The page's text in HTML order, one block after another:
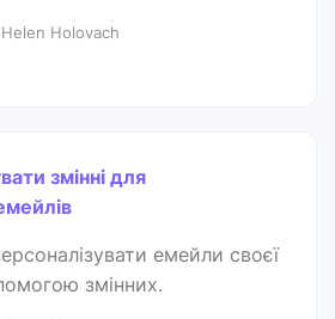
Holovach
змінні для
емейли своєї
змінних.